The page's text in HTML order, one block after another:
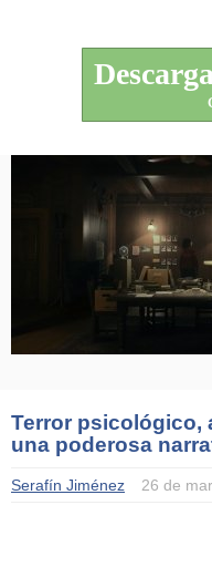
Terror psicológico,
una poderosa
Serafín Jiménez 26 de